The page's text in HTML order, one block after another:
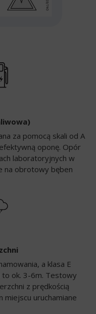
za pomocą skali od A
oponę. Opór
laboratoryjnych w
na obrotowy bęben
a klasa E
to ok. 3-6m. Testowy
z prędkością
miejscu uruchamiane